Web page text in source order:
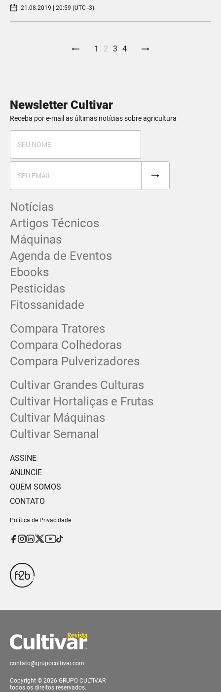
21.08.2019 | 20:59 (UTC -3)
1 2 3 4
Newsletter Cultivar
Receba por e-mail as últimas notícias sobre agricultura
Notícias
Artigos Técnicos
Máquinas
Agenda de Eventos
Ebooks
Pesticidas
Fitossanidade
Compara Tratores
Compara Colhedoras
Compara Pulverizadores
Cultivar Grandes Culturas
Cultivar Hortaliças e Frutas
Cultivar Máquinas
Cultivar Semanal
ASSINE
ANUNCIE
QUEM SOMOS
CONTATO
Política de Privacidade
contato@grupocultivar.com
Copyright © 2026 GRUPO CULTIVAR
todos os direitos reservados.